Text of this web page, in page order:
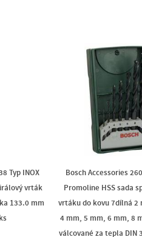
Typ INOX
vrták
133.0 mm
Bosch Accessories
Promoline HSS sada
vrtáku do kovu 7dílná 2
4 mm, 5 mm, 6 mm, 8
válcované za tepla DIN